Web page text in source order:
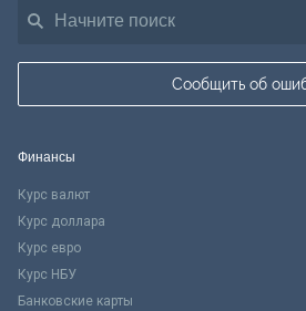
Сообщить об
Финансы
Курс валют
Курс доллара
Курс евро
Курс НБУ
Банковские карты